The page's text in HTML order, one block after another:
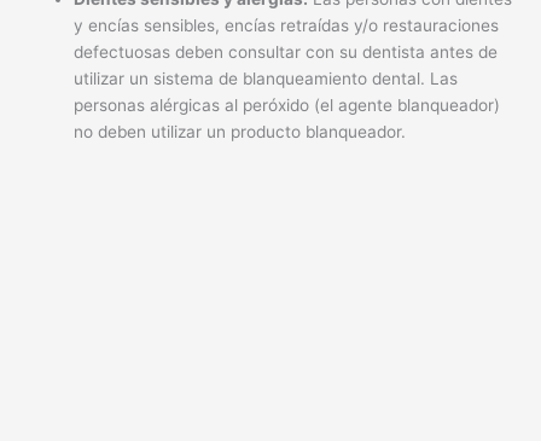
y encías sensibles, encías retraídas y/o restauraciones
defectuosas deben consultar con su dentista antes de
utilizar un sistema de blanqueamiento dental. Las
personas alérgicas al peróxido (el agente blanqueador)
no deben utilizar un producto blanqueador.